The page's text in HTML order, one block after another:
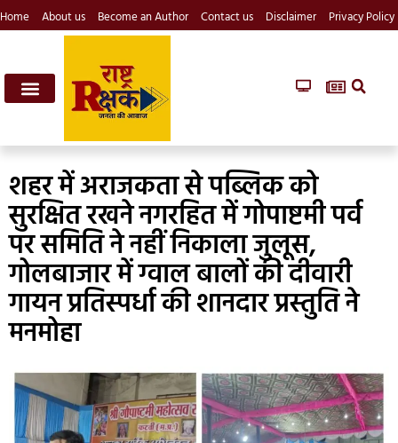
Home About us Become an Author Contact us Disclaimer Privacy Policy
शहर में अराजकता से पब्लिक को
सुरक्षित रखने नगरहित में गोपाष्टमी पर्व
पर समिति ने नहीं निकाला जुलूस,
गोलबाजार में ग्वाल बालों की दीवारी
गायन प्रतिस्पर्धा की शानदार प्रस्तुति ने
मनमोहा